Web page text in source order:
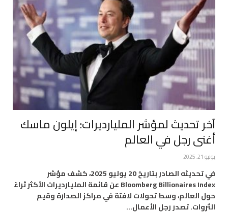
آخر تحديث لمؤشر المليارديرات: إيلون ماسك
أغنى رجل في العالم
يوليو 21, 2025
في تحديثه الصادر بتاريخ 20 يوليو 2025، كشف مؤشر
Bloomberg Billionaires Index عن قائمة المليارديرات الأكثر ثراءً
حول العالم، وسط تحولات لافتة في مراكز الصدارة وقيم
الثروات. تصدر رجل الأعمال…